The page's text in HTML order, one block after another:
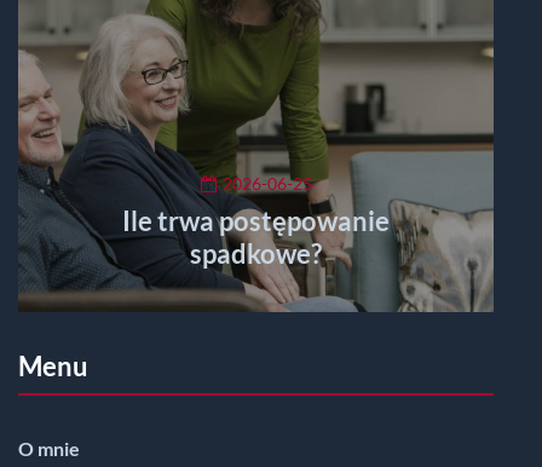
2026-06-25
Ile trwa postępowanie
spadkowe?
Menu
O mnie